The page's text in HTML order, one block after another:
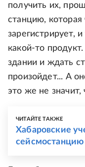
получить их,
станцию,
зарегистрирует,
какой-то
здании и ждать
произойдет... А
это же не значит,
ЧИТАЙТЕ ТАКЖЕ
Хабаровские
сейсмостанцию